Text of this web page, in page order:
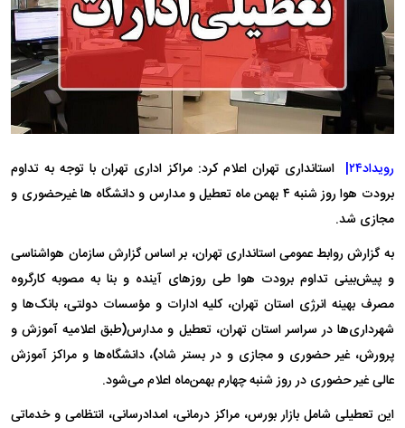
رویداد۲۴|
استانداری تهران اعلام کرد: مراکز اداری تهران با توجه به تداوم
برودت هوا روز شنبه ۴ بهمن ماه تعطیل و مدارس و دانشگاه ها غیرحضوری و
مجازی شد.
به گزارش روابط عمومی استانداری تهران، بر اساس گزارش سازمان هواشناسی
و پیش‌بینی تداوم برودت هوا طی روزهای آینده و بنا به مصوبه کارگروه
مصرف بهینه انرژی استان تهران، کلیه ادارات و مؤسسات دولتی، بانک‌ها و
شهرداری‌ها در سراسر استان تهران، تعطیل و مدارس(طبق اعلامیه آموزش و
پرورش، غیر حضوری و مجازی و در بستر شاد)، دانشگاه‌ها و مراکز آموزش
عالی غیر حضوری در روز شنبه چهارم بهمن‌ماه اعلام می‌شود.
این تعطیلی شامل بازار بورس، مراکز درمانی، امدادرسانی، انتظامی و خدماتی